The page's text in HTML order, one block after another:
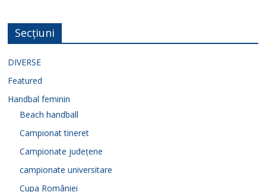
Secțiuni
DIVERSE
Featured
Handbal feminin
Beach handball
Campionat tineret
Campionate județene
campionate universitare
Cupa României